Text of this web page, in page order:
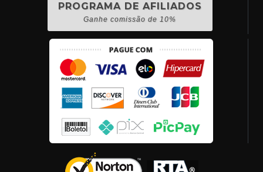
PROGRAMA DE AFILIADOS
Ganhe comissão de 10%